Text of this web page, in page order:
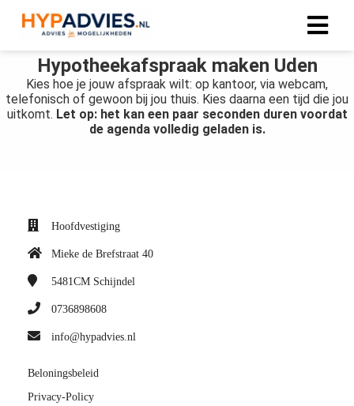
Hypotheekafspraak maken Uden
Kies hoe je jouw afspraak wilt: op kantoor, via webcam,
telefonisch of gewoon bij jou thuis. Kies daarna een tijd die jou
uitkomt. Let op: het kan een paar seconden duren voordat
de agenda volledig geladen is.
Hoofdvestiging
Mieke de Brefstraat 40
5481CM Schijndel
0736898608
info@hypadvies.nl
Beloningsbeleid
Privacy-Policy